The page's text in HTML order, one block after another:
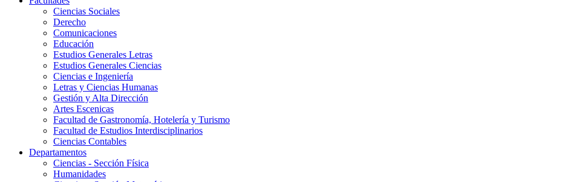
Ciencias Sociales
Derecho
Comunicaciones
Educación
Estudios Generales Letras
Estudios Generales Ciencias
Ciencias e Ingeniería
Letras y Ciencias Humanas
Gestión y Alta Dirección
Artes Escenicas
Facultad de Gastronomía, Hotelería y Turismo
Facultad de Estudios Interdisciplinarios
Ciencias Contables
Departamentos
Ciencias - Sección Física
Humanidades